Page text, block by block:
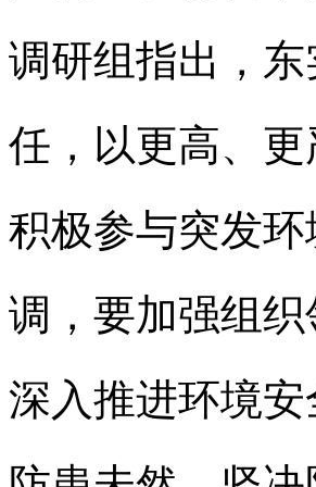
调研组指出，
任，以更高、
积极参与突发
调，要加强组
深入推进环境